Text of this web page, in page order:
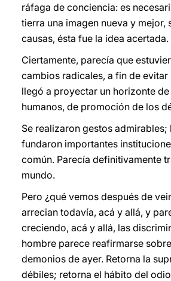
ráfaga de conciencia: es
tierra una imagen nueva y
causas, ésta fue la idea
Ciertamente, parecía que
cambios radicales, a fin de
llegó a proyectar un horizonte
humanos, de promoción de los
Se realizaron gestos
fundaron importantes
común. Parecía definitivamente
mundo.
Pero ¿qué vemos después de
arrecian todavía, acá y allá, y
creciendo, acá y allá, las
hombre parece reafirmarse
demonios de ayer. Retorna la
débiles; retorna el hábito del odio